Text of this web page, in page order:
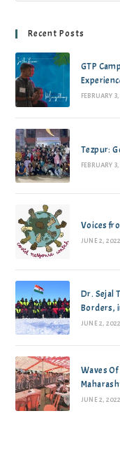
Recent Posts
GTP
FEBRUARY
Tezpur:
FEBRUARY
Voices
JUNE 2, 2022
Dr. Sejal
Borders,
JUNE 2, 2022
Waves
JUNE 2, 2022